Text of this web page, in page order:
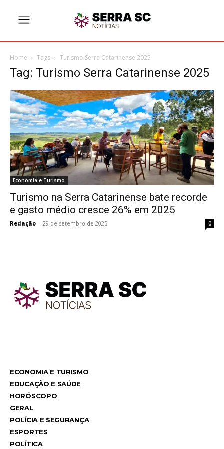
Home Tags Turismo Serra Catarinense 2025
Tag: Turismo Serra Catarinense 2025
Economia e Turismo
Turismo na Serra Catarinense bate recorde
e gasto médio cresce 26% em 2025
Redação - 29 de setembro de 2025 0
ECONOMIA E TURISMO
EDUCAÇÃO E SAÚDE
HORÓSCOPO
GERAL
POLÍCIA E SEGURANÇA
ESPORTES
POLÍTICA